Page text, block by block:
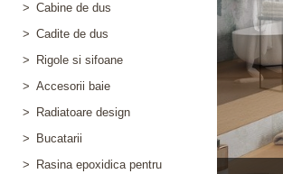
> Cabine de dus
> Cadite de dus
>
Rigole si sifoane
> Accesorii baie
>
Radiatoare design
>
Bucatarii
>
Rasina epoxidica pentru